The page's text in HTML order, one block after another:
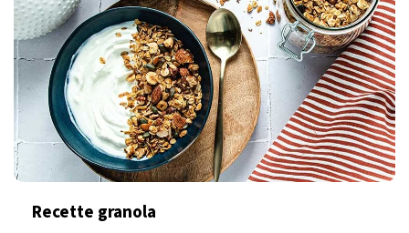
Recette granola